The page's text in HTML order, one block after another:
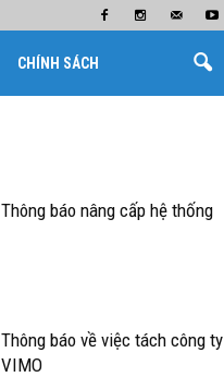
CHÍNH SÁCH
Thông báo nâng cấp hệ thống
Thông báo về việc tách công ty
VIMO